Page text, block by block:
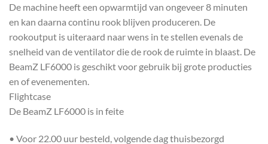
De machine heeft een opwarmtijd van ongeveer 8 minuten
en kan daarna continu rook blijven produceren. De
rookoutput is uiteraard naar wens in te stellen evenals de
snelheid van de ventilator die de rook de ruimte in blaast. De
BeamZ LF6000 is geschikt voor gebruik bij grote producties
en of evenementen.
Flightcase
De BeamZ LF6000 is in feite
• Voor 22.00 uur besteld, volgende dag thuisbezorgd